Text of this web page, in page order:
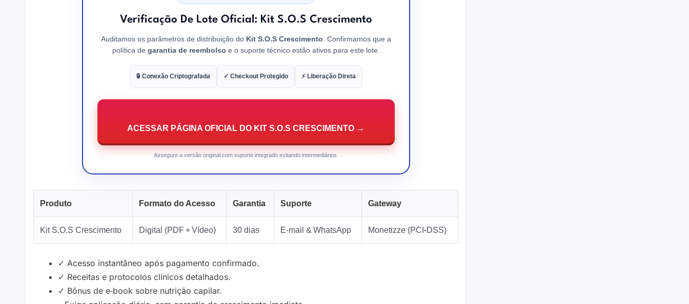
Verificação De Lote Oficial: Kit S.O.S Crescimento
Auditamos os parâmetros de distribuição do Kit S.O.S Crescimento. Confirmamos que a
política de garantia de reembolso e o suporte técnico estão ativos para este lote.
🔒 Conexão Criptografada ✓ Checkout Protegido ⚡ Liberação Direta
ACESSAR PÁGINA OFICIAL DO KIT S.O.S CRESCIMENTO →
Assegure a versão original com suporte integrado evitando intermediários.
Produto Formato do Acesso Garantia Suporte Gateway
Kit S.O.S Crescimento Digital (PDF + Vídeo) 30 dias E‑mail & WhatsApp Monetizze (PCI‑DSS)
✓ Acesso instantâneo após pagamento confirmado.
✓ Receitas e protocolos clínicos detalhados.
✓ Bônus de e‑book sobre nutrição capilar.